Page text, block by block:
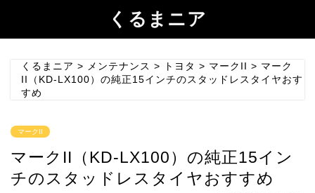
くるまニア
くるまニア > メンテナンス > トヨタ > マークII > マーク
II（KD-LX100）の純正15インチのスタッドレスタイヤおす
すめ
マークII
マークII（KD-LX100）の純正15イン
チのスタッドレスタイヤおすすめ